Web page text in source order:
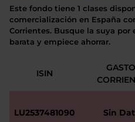
Este fondo tiene 1 clases
comercialización en España
Corrientes. Busque la suya por
barata y empiece ahorrar.
ISIN
LU2537481090 Sin